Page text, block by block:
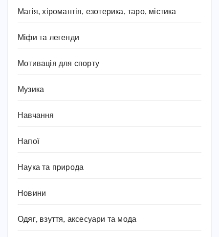
Магія, хіромантія, езотерика, таро, містика
Міфи та легенди
Мотивація для спорту
Музика
Навчання
Напої
Наука та природа
Новини
Одяг, взуття, аксесуари та мода